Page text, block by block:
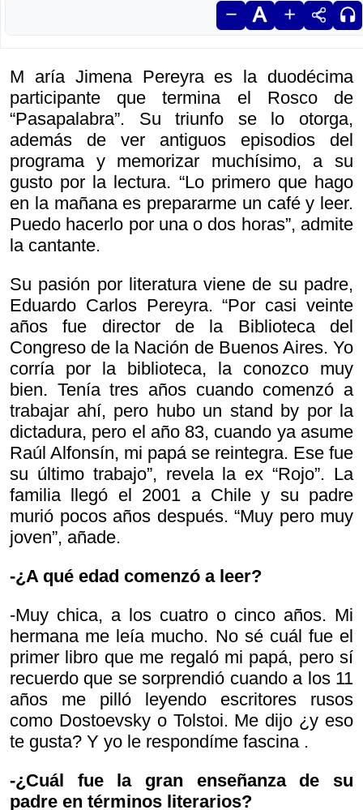
M aría Jimena Pereyra es la duodécima
participante que termina el Rosco de
“Pasapalabra”. Su triunfo se lo otorga,
además de ver antiguos episodios del
programa y memorizar muchísimo, a su
gusto por la lectura. “Lo primero que hago
en la mañana es prepararme un café y leer.
Puedo hacerlo por una o dos horas”, admite
la cantante.
Su pasión por literatura viene de su padre,
Eduardo Carlos Pereyra. “Por casi veinte
años fue director de la Biblioteca del
Congreso de la Nación de Buenos Aires. Yo
corría por la biblioteca, la conozco muy
bien. Tenía tres años cuando comenzó a
trabajar ahí, pero hubo un stand by por la
dictadura, pero el año 83, cuando ya asume
Raúl Alfonsín, mi papá se reintegra. Ese fue
su último trabajo”, revela la ex “Rojo”. La
familia llegó el 2001 a Chile y su padre
murió pocos años después. “Muy pero muy
joven”, añade.
-¿A qué edad comenzó a leer?
-Muy chica, a los cuatro o cinco años. Mi
hermana me leía mucho. No sé cuál fue el
primer libro que me regaló mi papá, pero sí
recuerdo que se sorprendió cuando a los 11
años me pilló leyendo escritores rusos
como Dostoevsky o Tolstoi. Me dijo ¿y eso
te gusta? Y yo le respondíme fascina .
-¿Cuál fue la gran enseñanza de su
padre en términos literarios?